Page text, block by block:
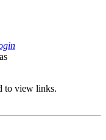
to view links.